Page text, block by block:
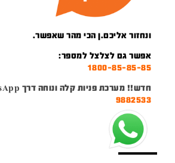
ונחזור אליכם.ן הכי מהר שאפשר.
אפשר גם לצלצל למספר:
1800-85-85-85
חדש!! מערכת פניות קלה ונוחה דרך WhatsApp במספר:
9882533